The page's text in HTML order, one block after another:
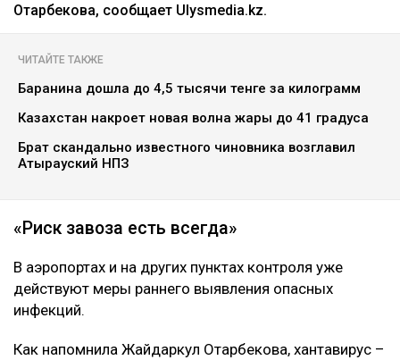
Отарбекова, сообщает Ulysmedia.kz.
ЧИТАЙТЕ ТАКЖЕ
Баранина дошла до 4,5 тысячи тенге за килограмм
Казахстан накроет новая волна жары до 41 градуса
Брат скандально известного чиновника возглавил
Атырауский НПЗ
«Риск завоза есть всегда»
В аэропортах и на других пунктах контроля уже
действуют меры раннего выявления опасных
инфекций.
Как напомнила Жайдаркул Отарбекова, хантавирус –